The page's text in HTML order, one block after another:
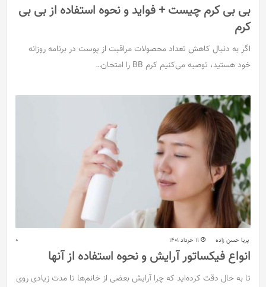
بی بی کرم چیست + فواید و نحوه استفاده از بی بی
کرم
اگر به دنبال کاهش تعداد محصولات مراقبت از پوست در برنامه روزانه
خود هستید، توصیه می‌کنیم کرم BB را امتحان…
پریا حسن زاده 11 خرداد 1401 0
انواع فیکساتور آرایش و نحوه استفاده از آنها
تا به حال دقت کرده‌اید که چرا آرایش بعضی از خانم‌ها تا مدت زیادی روی